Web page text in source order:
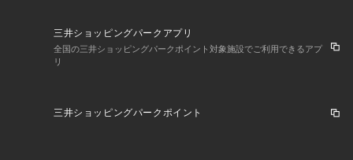
三井ショッピングパークアプリ
全国の三井ショッピングパークポイント対象施設でご利用できるアプ
リ
三井ショッピングパークポイント